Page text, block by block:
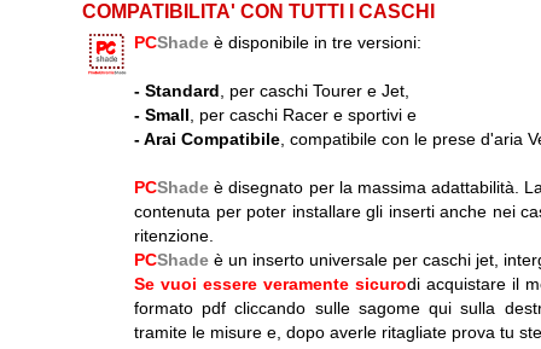
COMPATIBILITA' CON TUTTI I CASCHI
PCShade è disponibile in tre versioni:
- Standard , per caschi Tourer e Jet,
- Small , per caschi Racer e sportivi e
-Arai Compatibile , compatibile con le prese d'aria
PCShadeè disegnato per la massima adattabilità.
contenuta per poter installare gli inserti anche nei
ritenzione.
PCShade è un inserto universale per caschi jet,
Se vuoi essere veramente sicurodi acquistare il
formato pdf cliccando sulle sagome qui sulla
tramite le misure e, dopo averle ritagliate prova tu